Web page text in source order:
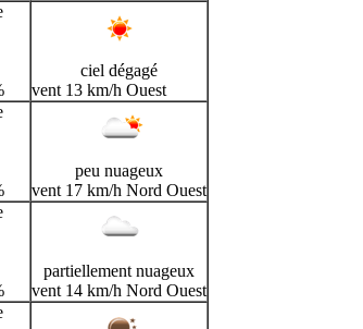
ciel dégagé
vent 13 km/h Ouest
peu nuageux
vent 17 km/h Nord Ouest
partiellement nuageux
vent 14 km/h Nord Ouest